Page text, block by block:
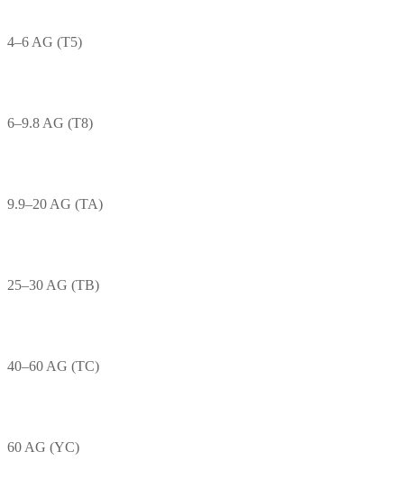
4–6 AG (T5)
6–9.8 AG (T8)
9.9–20 AG (TA)
25–30 AG (TB)
40–60 AG (TC)
60 AG (YC)